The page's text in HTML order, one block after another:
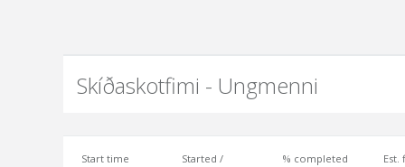
Skíðaskotfimi - Ungmenni
Start time
Started /
% completed Est.